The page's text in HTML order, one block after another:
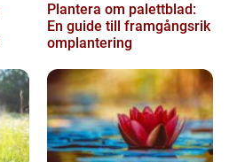
Plantera om palettblad:
En guide till framgångsrik
omplantering